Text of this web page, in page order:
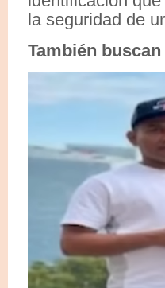
la seguridad de
También